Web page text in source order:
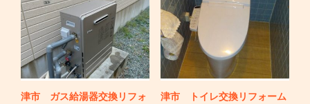
津市 ガス給湯器交換リフォ
津市 トイレ交換リフォーム